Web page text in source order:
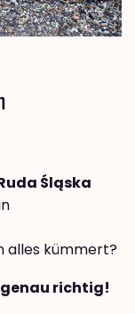
Śląska
alles kümmert?
genau richtig!